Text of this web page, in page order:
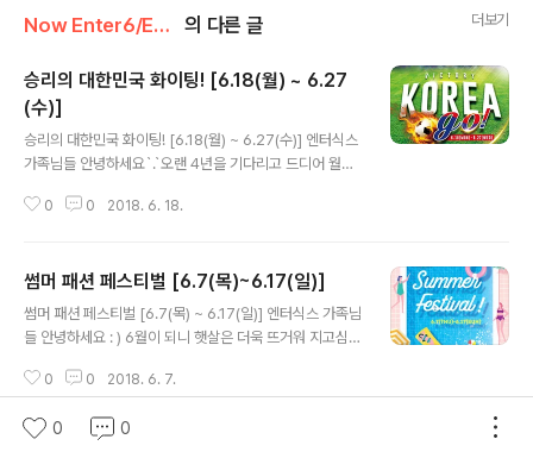
Now Enter6/Enter6 Promotion 의 다른 글 더보기
승리의 대한민국 화이팅! [6.18(월) ~ 6.27
(수)]
승리의 대한민국 화이팅! [6.18(월) ~ 6.27(수)] 엔터식스
가족님들 안녕하세요`.`오랜 4년을 기다리고 드디어 월드
라 경기를 보며 응원을 하고 싶어지더라구요^^세계적인 축
기간 : 2018.6.18(월) ~ 6.27(수) [전점 주요 이벤트 살펴
보기] 1. 엔터식스 파크에비뉴 한양대점, '엔터식스 댄스 페
스티벌' 개최 - 일시 : 7/14(토) 오후 2시~4시- 장소 : 엔
세 ~ 25세 개인 혹은 팀- 접수방법 : 이메일접수 kimsilv
ermine@enter6.co.k..
0 0 2018. 6. 18.
썸머 패션 페스티벌 [6.7(목)~6.17(일)]
썸머 패션 페스티벌 [6.7(목) ~ 6.17(일)] 엔터식스 가족님
들 안녕하세요 : ) 6월이 되니 햇살은 더욱 뜨거워 지고심신
그럴 때일수록 꾸준한 수분섭취와 약간의 야외활동이 필요
에 다양하게 즐길 수 있고 체험할 수 있는 이벤트들을 준비
0 0 2018. 6. 7.
0 0